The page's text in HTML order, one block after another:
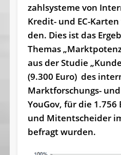
zahl­sys­te­me von
Kredit- und EC-
den. Dies ist das
The­mas
aus der Studie
(9.300 ­Eu­ro) des
Marktfor­schungs-
YouGov, für die
und Mit­ent­schei­der
be­fragt wur­den.